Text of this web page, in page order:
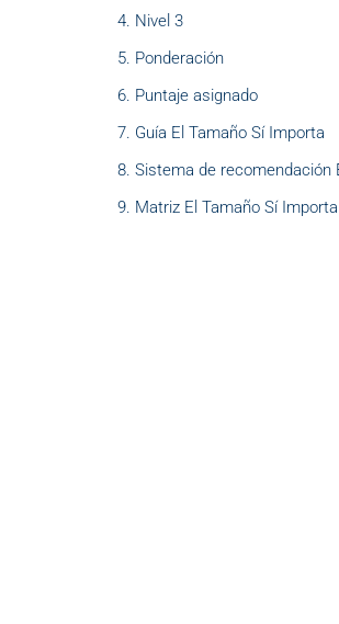
Nivel 3
Ponderación
Puntaje asignado
Guía El Tamaño Sí Importa
Sistema de recomendación
Matriz El Tamaño Sí Importa